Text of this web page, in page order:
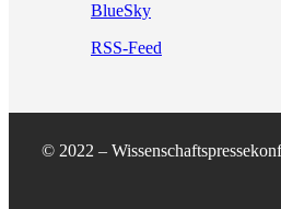
BlueSky
RSS-Feed
© 2022 –